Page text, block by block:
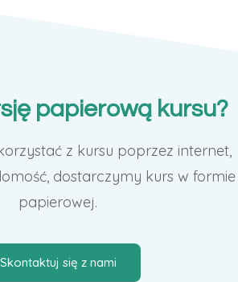
papierową kursu?
z kursu poprzez internet,
dostarczymy kurs w formie
papierowej.
Skontaktuj się z nami